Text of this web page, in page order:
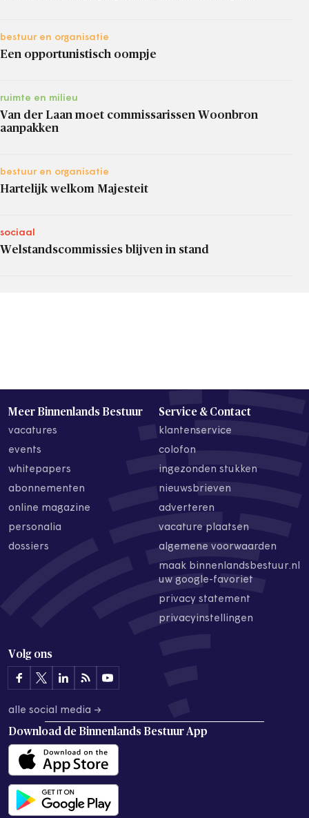
bestuur en organisatie
Een opportunistisch oompje
ruimte en milieu
Van der Laan moet commissarissen Woonbron
aanpakken
bestuur en organisatie
Hartelijk welkom Majesteit
sociaal
Welstandscommissies blijven in stand
Meer Binnenlands Bestuur
vacatures
events
whitepapers
abonnementen
online magazine
personalia
dossiers
Service & Contact
klantenservice
colofon
ingezonden stukken
nieuwsbrieven
adverteren
vacature plaatsen
algemene voorwaarden
maak binnenlandsbestuur.nl
uw google-favoriet
privacy statement
privacyinstellingen
Volg ons
alle social media →
Download de Binnenlands Bestuur App